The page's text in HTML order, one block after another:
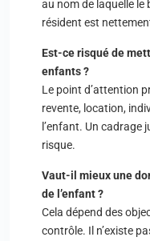
au nom de laquelle le
résident est
Est-ce risqué de
enfants ?
Le point d’attention
revente, location,
l’enfant. Un cadrage
risque.
Vaut-il mieux une
de l’enfant ?
Cela dépend des
contrôle. Il n’existe